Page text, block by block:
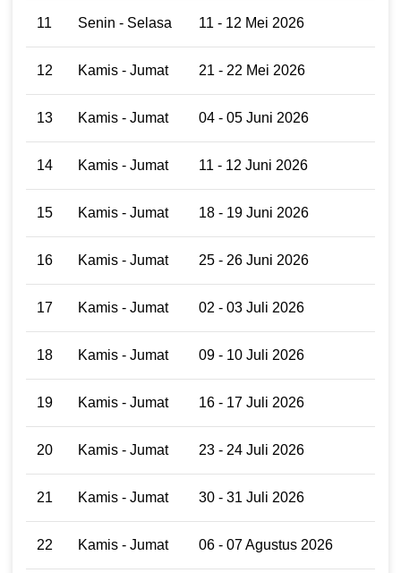
11 Senin - Selasa 11 - 12 Mei 2026
12 Kamis - Jumat 21 - 22 Mei 2026
13 Kamis - Jumat 04 - 05 Juni 2026
14 Kamis - Jumat 11 - 12 Juni 2026
15 Kamis - Jumat 18 - 19 Juni 2026
16 Kamis - Jumat 25 - 26 Juni 2026
17 Kamis - Jumat 02 - 03 Juli 2026
18 Kamis - Jumat 09 - 10 Juli 2026
19 Kamis - Jumat 16 - 17 Juli 2026
20 Kamis - Jumat 23 - 24 Juli 2026
21 Kamis - Jumat 30 - 31 Juli 2026
22 Kamis - Jumat 06 - 07 Agustus 2026